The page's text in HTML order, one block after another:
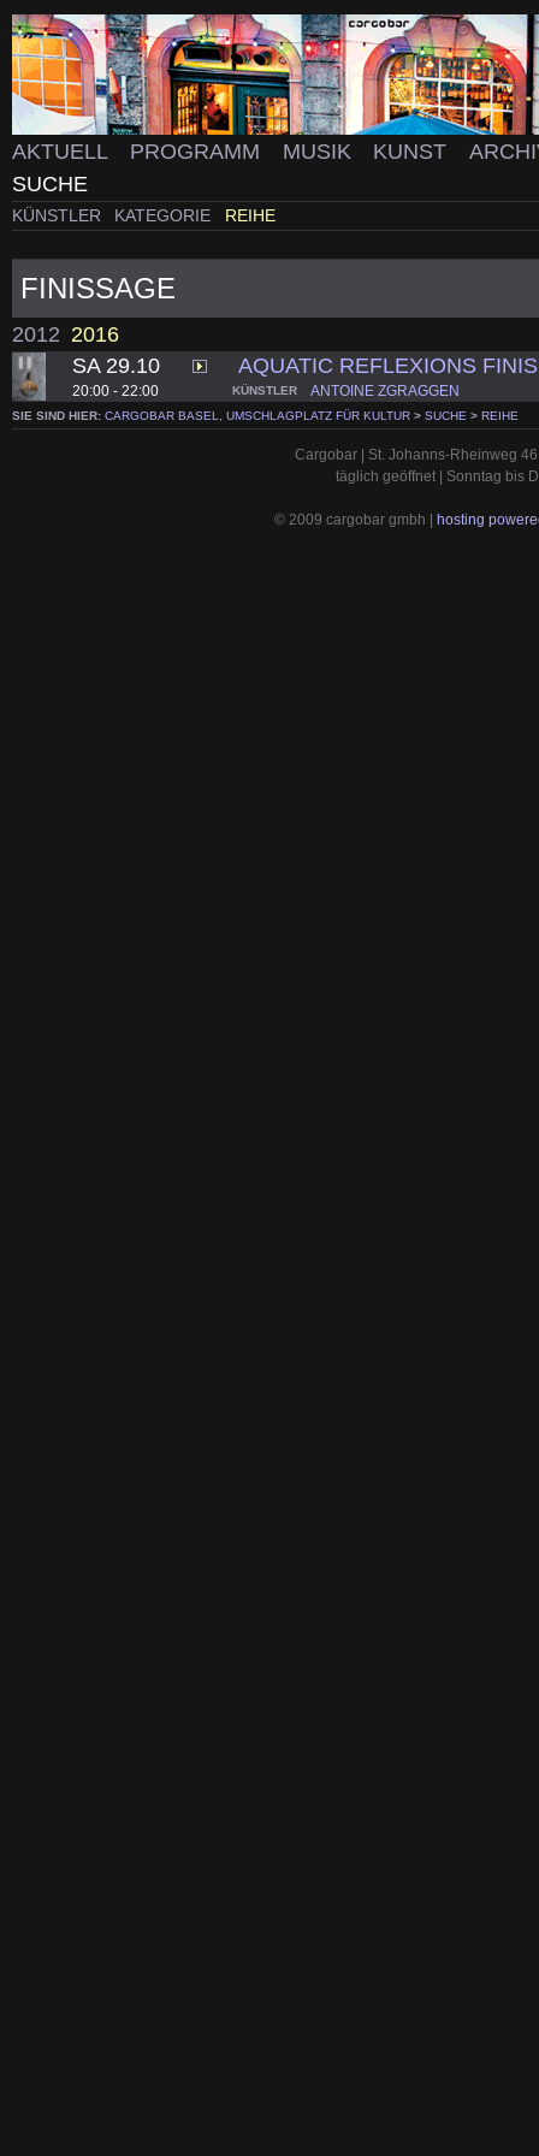
AKTUELL PROGRAMM MUSIK KUNST
SUCHE
KÜNSTLER KATEGORIE REIHE
FINISSAGE
2012 2016
SA 29.10
20:00 - 22:00
AQUATIC REFLEXIONS
KÜNSTLER ANTOINE ZGRAGGEN
SIE SIND HIER: CARGOBAR BASEL, UMSCHLAGPLATZ FÜR KULTUR > SUCHE > REIHE
Cargobar | St. Johanns-Rheinweg
täglich geöffnet | Sonntag bis
© 2009 cargobar gmbh | hosting